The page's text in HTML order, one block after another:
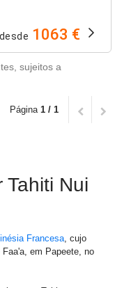
desde 1063 €
sujeitos a
Página 1 / 1
Tahiti Nui
Francesa , cujo
em Papeete, no